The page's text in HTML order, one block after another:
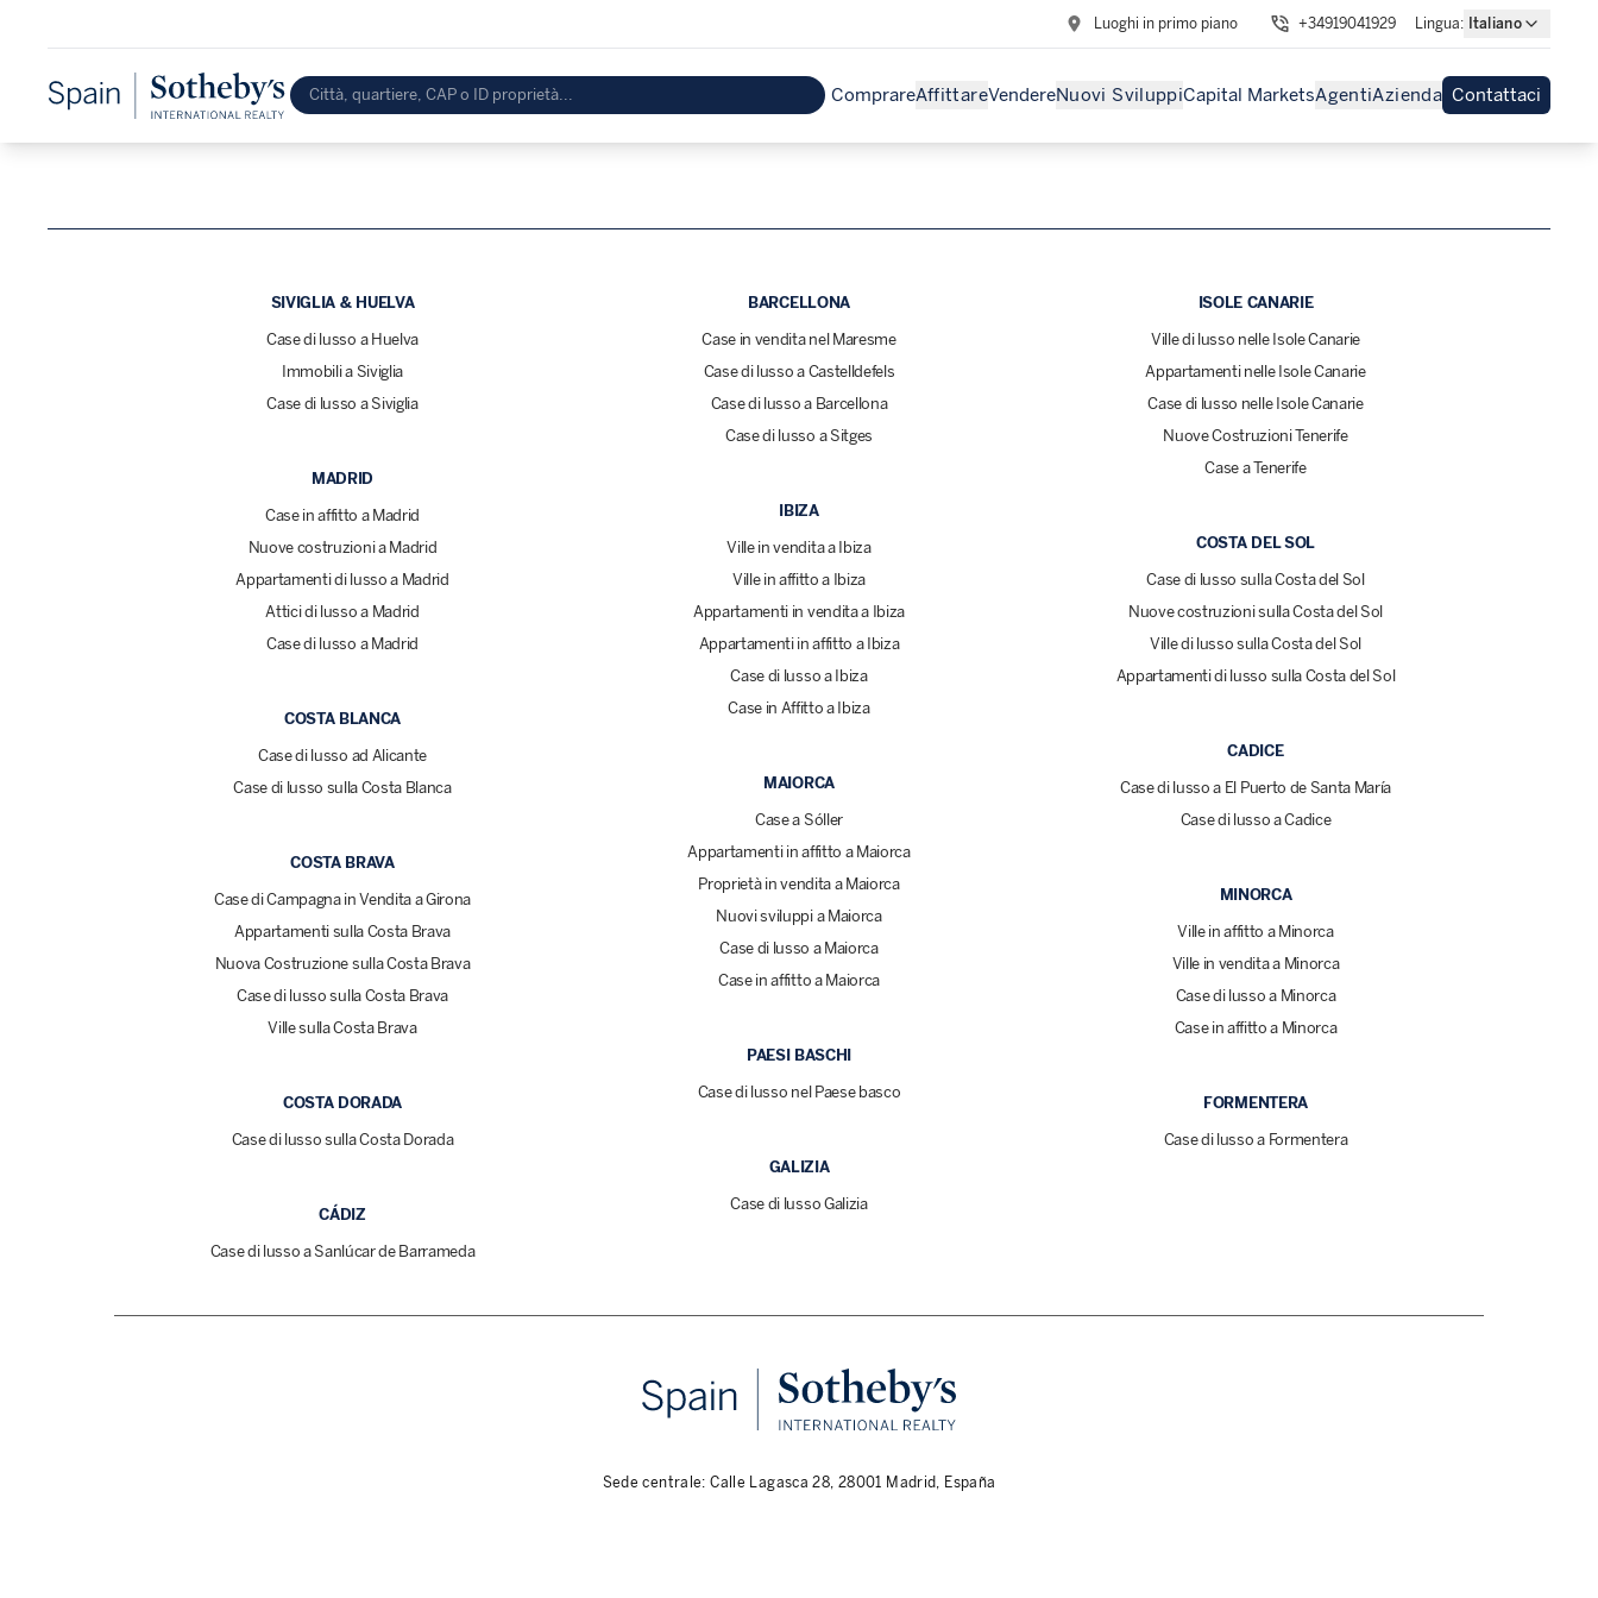
Luoghi in primo piano +34919041929 Lingua: Italiano
ComprareAffittareVendereNuovi SviluppiCapital MarketsAgentiAzienda Contattaci
SIVIGLIA & HUELVA
Case di lusso a Huelva
Immobili a Siviglia
Case di lusso a Siviglia
MADRID
Case in affitto a Madrid
Nuove costruzioni a Madrid
Appartamenti di lusso a Madrid
Attici di lusso a Madrid
Case di lusso a Madrid
COSTA BLANCA
Case di lusso ad Alicante
Case di lusso sulla Costa Blanca
COSTA BRAVA
Case di Campagna in Vendita a Girona
Appartamenti sulla Costa Brava
Nuova Costruzione sulla Costa Brava
Case di lusso sulla Costa Brava
Ville sulla Costa Brava
COSTA DORADA
Case di lusso sulla Costa Dorada
CÁDIZ
Case di lusso a Sanlúcar de Barrameda
BARCELLONA
Case in vendita nel Maresme
Case di lusso a Castelldefels
Case di lusso a Barcellona
Case di lusso a Sitges
IBIZA
Ville in vendita a Ibiza
Ville in affitto a Ibiza
Appartamenti in vendita a Ibiza
Appartamenti in affitto a Ibiza
Case di lusso a Ibiza
Case in Affitto a Ibiza
MAIORCA
Case a Sóller
Appartamenti in affitto a Maiorca
Proprietà in vendita a Maiorca
Nuovi sviluppi a Maiorca
Case di lusso a Maiorca
Case in affitto a Maiorca
PAESI BASCHI
Case di lusso nel Paese basco
GALIZIA
Case di lusso Galizia
ISOLE CANARIE
Ville di lusso nelle Isole Canarie
Appartamenti nelle Isole Canarie
Case di lusso nelle Isole Canarie
Nuove Costruzioni Tenerife
Case a Tenerife
COSTA DEL SOL
Case di lusso sulla Costa del Sol
Nuove costruzioni sulla Costa del Sol
Ville di lusso sulla Costa del Sol
Appartamenti di lusso sulla Costa del Sol
CADICE
Case di lusso a El Puerto de Santa María
Case di lusso a Cadice
MINORCA
Ville in affitto a Minorca
Ville in vendita a Minorca
Case di lusso a Minorca
Case in affitto a Minorca
FORMENTERA
Case di lusso a Formentera
Sede centrale: Calle Lagasca 28, 28001 Madrid, España